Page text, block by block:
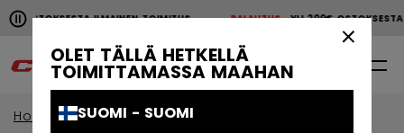
OLET TÄLLÄ HETKELLÄ
TOIMITTAMASSA MAAHAN
SUOMI - SUOMI
Pause the horizontal scroll animation.
OSTOKSESTA ILMAINEN TOIMITUSPALAUTUS YLI 200€
YLI 200€ OSTOKSESTA ILMAINEN TOIMITUS
Home Kypärät Tacks Helmets